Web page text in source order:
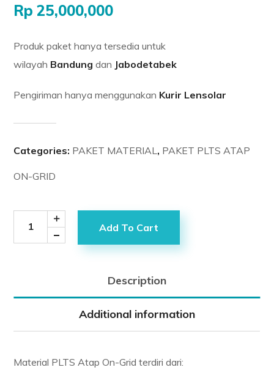
Rp 25,000,000
Produk paket hanya tersedia untuk
wilayah Bandung dan Jabodetabek
Pengiriman hanya menggunakan Kurir Lensolar
Categories: PAKET MATERIAL, PAKET PLTS ATAP
ON-GRID
Add To Cart
Description
Additional information
Material PLTS Atap On-Grid terdiri dari: